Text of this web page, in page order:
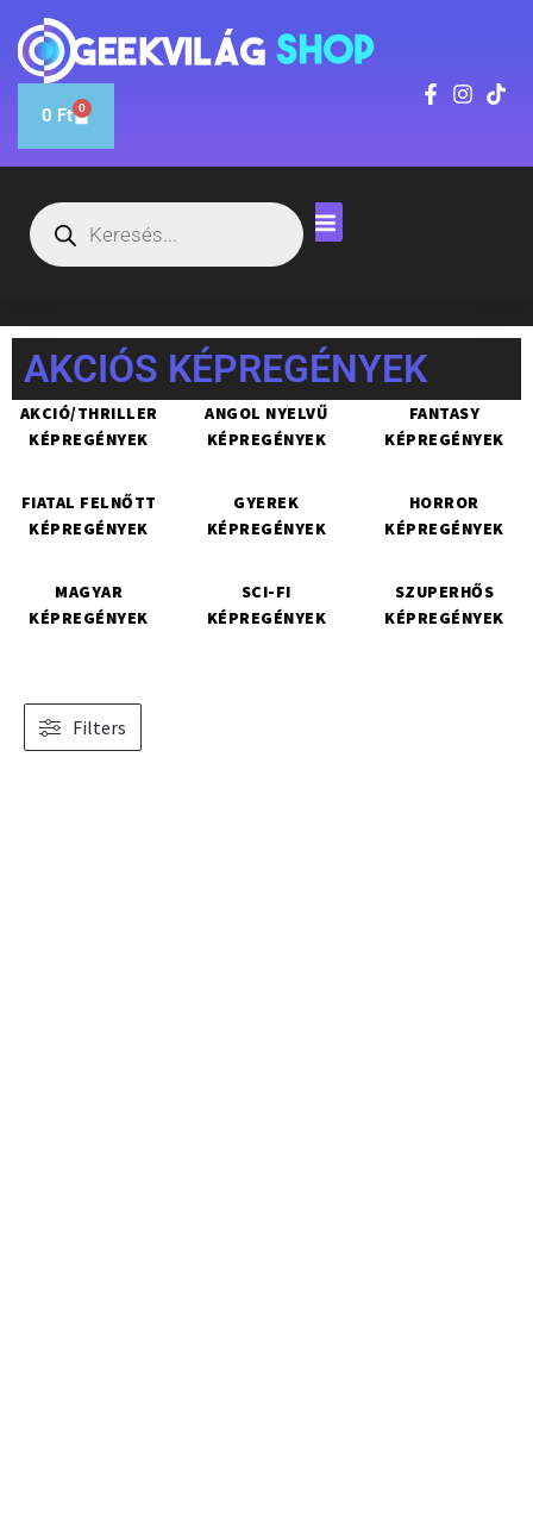
0 Ft 0
AKCIÓS KÉPREGÉNYEK
AKCIÓ/THRILLER
KÉPREGÉNYEK
ANGOL NYELVŰ
KÉPREGÉNYEK
FANTASY
KÉPREGÉNYEK
FIATAL FELNŐTT
KÉPREGÉNYEK
GYEREK
KÉPREGÉNYEK
HORROR
KÉPREGÉNYEK
MAGYAR
KÉPREGÉNYEK
SCI-FI
KÉPREGÉNYEK
SZUPERHŐS
KÉPREGÉNYEK
Filters